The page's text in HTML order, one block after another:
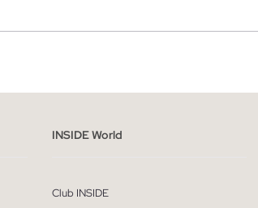
suscripción en cualquier momento.
INSIDE World
Club INSIDE